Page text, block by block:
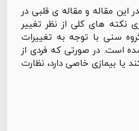
این مقاله و مقاله ی قلبی در
نکته های کلی از نظر تغییر
سنی با توجه به تغییرات
است. در صورتی که فردی از
یا بیمازی خاصی دارد، نظارت